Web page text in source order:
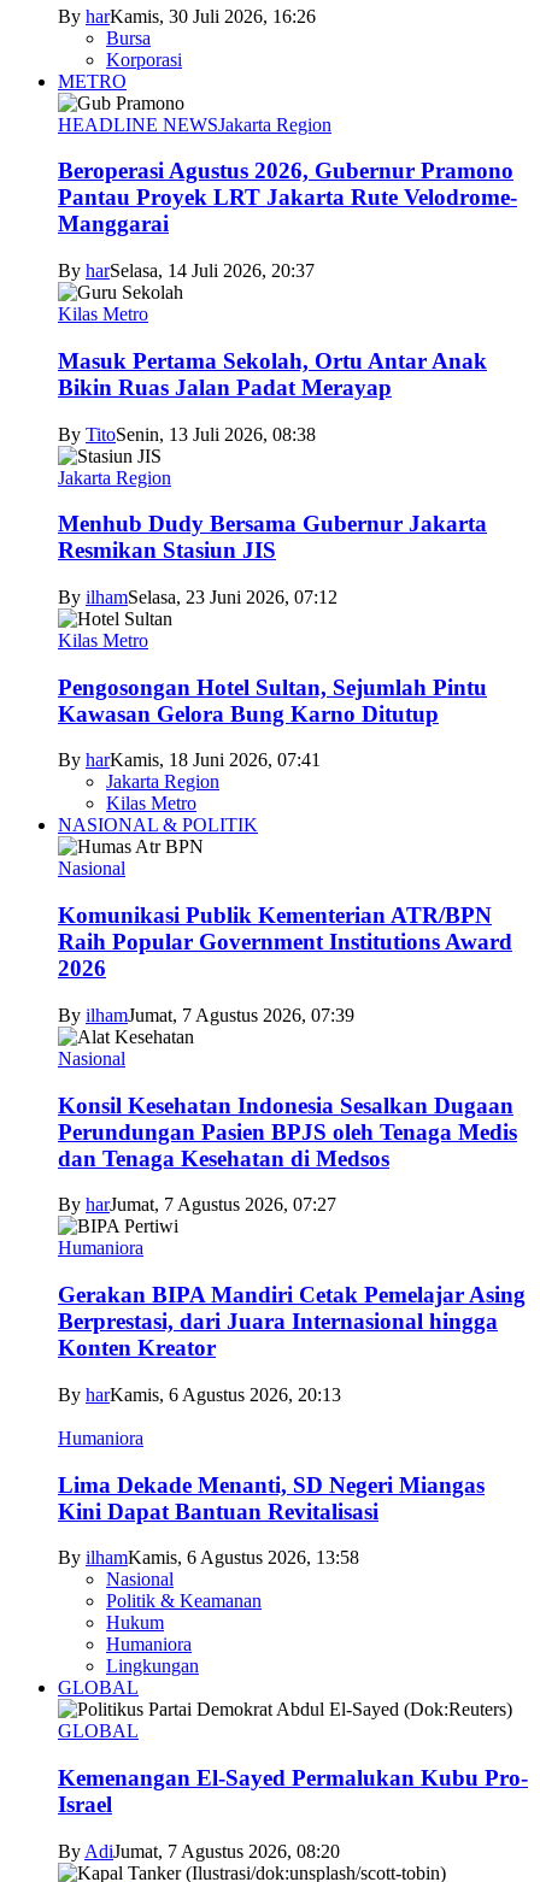
By harKamis, 30 Juli 2026, 16:26
Bursa
Korporasi
METRO
HEADLINE NEWSJakarta Region
Beroperasi Agustus 2026, Gubernur Pramono
Pantau Proyek LRT Jakarta Rute Velodrome-
Manggarai
By harSelasa, 14 Juli 2026, 20:37
Kilas Metro
Masuk Pertama Sekolah, Ortu Antar Anak
Bikin Ruas Jalan Padat Merayap
By TitoSenin, 13 Juli 2026, 08:38
Jakarta Region
Menhub Dudy Bersama Gubernur Jakarta
Resmikan Stasiun JIS
By ilhamSelasa, 23 Juni 2026, 07:12
Kilas Metro
Pengosongan Hotel Sultan, Sejumlah Pintu
Kawasan Gelora Bung Karno Ditutup
By harKamis, 18 Juni 2026, 07:41
Jakarta Region
Kilas Metro
NASIONAL & POLITIK
Nasional
Komunikasi Publik Kementerian ATR/BPN
Raih Popular Government Institutions Award
2026
By ilhamJumat, 7 Agustus 2026, 07:39
Nasional
Konsil Kesehatan Indonesia Sesalkan Dugaan
Perundungan Pasien BPJS oleh Tenaga Medis
dan Tenaga Kesehatan di Medsos
By harJumat, 7 Agustus 2026, 07:27
Humaniora
Gerakan BIPA Mandiri Cetak Pemelajar Asing
Berprestasi, dari Juara Internasional hingga
Konten Kreator
By harKamis, 6 Agustus 2026, 20:13
Humaniora
Lima Dekade Menanti, SD Negeri Miangas
Kini Dapat Bantuan Revitalisasi
By ilhamKamis, 6 Agustus 2026, 13:58
Nasional
Politik & Keamanan
Hukum
Humaniora
Lingkungan
GLOBAL
GLOBAL
Kemenangan El-Sayed Permalukan Kubu Pro-
Israel
By AdiJumat, 7 Agustus 2026, 08:20